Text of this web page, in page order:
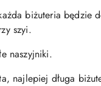
biżuteria będzie
szyi.
naszyjniki.
najlepiej długa